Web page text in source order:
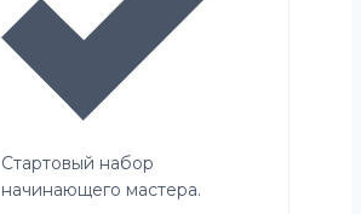
Стартовый набор
начинающего мастера.